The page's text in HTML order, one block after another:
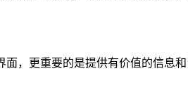
，更重要的是提供有价值的信息